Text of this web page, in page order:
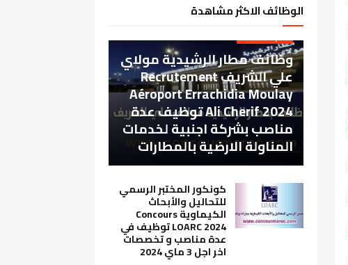
الوظائف الاكثر مشاهدة
الشركات الخاصة
وظائف مطار الرشيدية مولاي
علي الشريف Recrutement
Aéroport Errachidia Moulay
Ali Cherif 2024 توظيف عدة
مناصب بشركة اجنبية لخدمات
المناولة الارضية بالمطارات
كونكور المختبر الرسمي
للتحاليل والأبحاث
الكيماوية Concours
LOARC 2024 توظيف في
عدة مناصب و تخصصات
اخر اجل 3 ماي 2024